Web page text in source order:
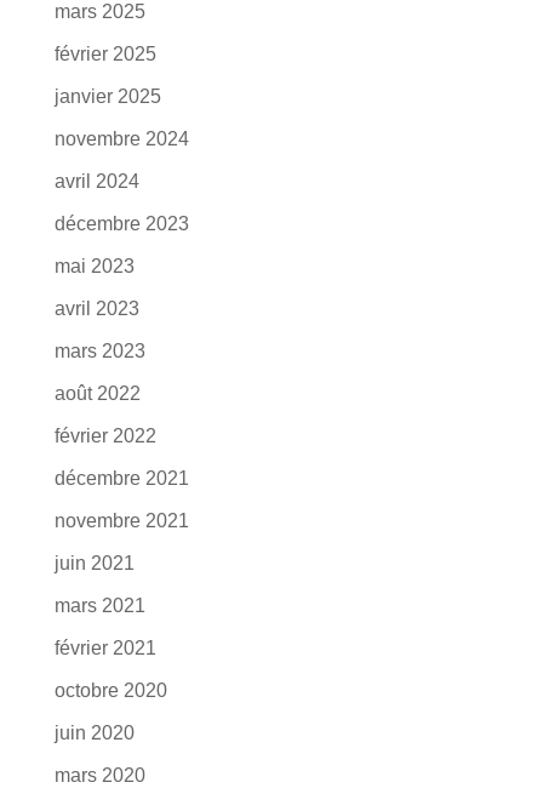
mars 2025
février 2025
janvier 2025
novembre 2024
avril 2024
décembre 2023
mai 2023
avril 2023
mars 2023
août 2022
février 2022
décembre 2021
novembre 2021
juin 2021
mars 2021
février 2021
octobre 2020
juin 2020
mars 2020